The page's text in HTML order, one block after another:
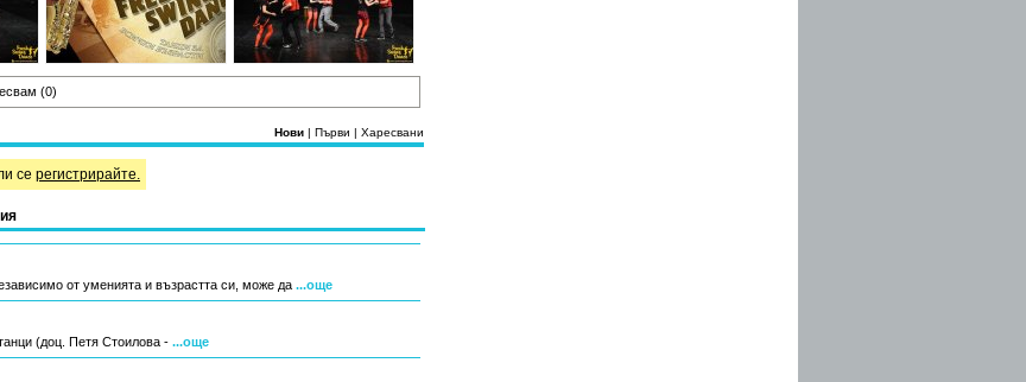
(0)
Нови | Първи | Харесвани
се регистрирайте.
от уменията и възрастта си, може да ...още
(доц. Петя Стоилова - ...още